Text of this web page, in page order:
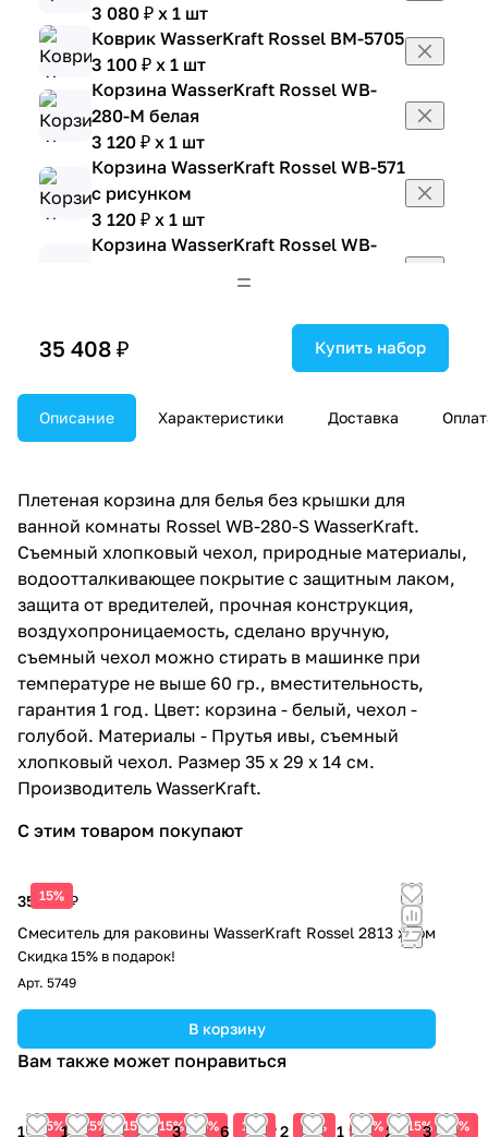
3 080 ₽ x 1 шт
Коврик WasserKraft Rossel BM-5705
3 100 ₽ x 1 шт
Корзина WasserKraft Rossel WB-
280-M белая
3 120 ₽ x 1 шт
Корзина WasserKraft Rossel WB-571
с рисунком
3 120 ₽ x 1 шт
Корзина WasserKraft Rossel WB-
Мыльница WasserKraft Rossel K-
5729 бежевая
Стакан для щеток WasserKraft
Rossel K-5728 бежевый
SC-85102
2 532 ₽ x 1 шт
Тканевая шторка Wasserkraft
Rossel SC-57101
3 420 ₽ x 1 шт
Тканевая шторка WasserKraft
Rossel SC-57102
3 420 ₽ x 1 шт
Тканевая шторка WasserKraft
Rossel SC-57103
3 420 ₽ x 1 шт
35 408 ₽ Купить набор
Описание Характеристики Доставка
Плетеная корзина для белья без крышки для
ванной комнаты Rossel WB-280-S WasserKraft.
Съемный хлопковый чехол, природные материалы,
водоотталкивающее покрытие с защитным лаком,
защита от вредителей, прочная конструкция,
воздухопроницаемость, сделано вручную,
съемный чехол можно стирать в машинке при
температуре не выше 60 гр., вместительность,
гарантия 1 год. Цвет: корзина - белый, чехол -
голубой. Материалы - Прутья ивы, съемный
хлопковый чехол. Размер 35 х 29 х 14 см.
Производитель WasserKraft.
С этим товаром покупают
15%
35 750 ₽
Смеситель для раковины WasserKraft Rossel 2813 хром
Скидка 15% в подарок!
Арт. 5749
В корзину
Вам также может понравиться
15%
1 800
15%
1 920
15%
1 890
15%
2 460
15%
3 374
15%
6 460 ₽
15%
2 330 ₽
15%
1 920
15%
2 250
15%
3 220